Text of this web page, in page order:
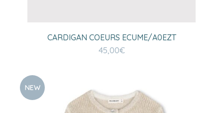
CARDIGAN COEURS ECUME/A0EZT
45,00€
NEW